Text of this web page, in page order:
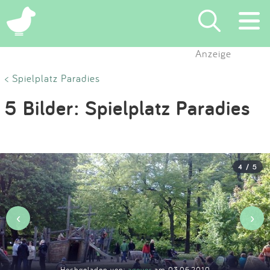
×
Eintragen
Blog
Partner
Kontakt
Anzeige
< Spielplatz Paradies
5 Bilder: Spielplatz Paradies
4 / 5
‹ ›